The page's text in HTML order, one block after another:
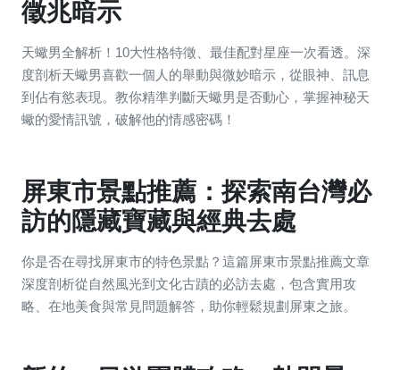
徵兆暗示
天蠍男全解析！10大性格特徵、最佳配對星座一次看透。深
度剖析天蠍男喜歡一個人的舉動與微妙暗示，從眼神、訊息
到佔有慾表現。教你精準判斷天蠍男是否動心，掌握神秘天
蠍的愛情訊號，破解他的情感密碼！
屏東市景點推薦：探索南台灣必
訪的隱藏寶藏與經典去處
你是否在尋找屏東市的特色景點？這篇屏東市景點推薦文章
深度剖析從自然風光到文化古蹟的必訪去處，包含實用攻
略、在地美食與常見問題解答，助你輕鬆規劃屏東之旅。